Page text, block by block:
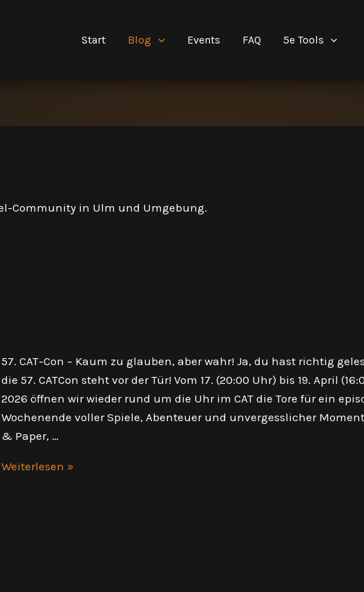
Start Blog Events FAQ 5e Tools
Community in Ulm und Umgebung.
57. CAT-Con – Kaum zu glauben, aber wahr! Ja, du hast richtig
die 57. CATCon steht vor der Tür! Vom 17. (20:00 Uhr) bis 19. April
2026 öffnen wir wieder rund um die Uhr im CAT die Tore für ein
Wochenende voller Spiele, Abenteuer und unvergesslicher
& Paper, …
CATCon
Weiterlesen »